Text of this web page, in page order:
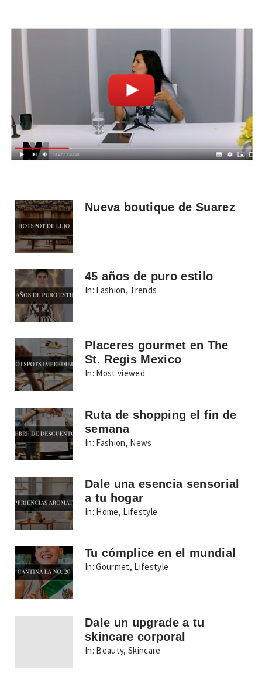
Nueva boutique de Suarez
45 años de puro estilo
In: Fashion, Trends
Placeres gourmet en The
St. Regis Mexico
In: Most viewed
Ruta de shopping el fin de
semana
In: Fashion, News
Dale una esencia sensorial
a tu hogar
In: Home, Lifestyle
Tu cómplice en el mundial
In: Gourmet, Lifestyle
Dale un upgrade a tu
skincare corporal
In: Beauty,Skincare